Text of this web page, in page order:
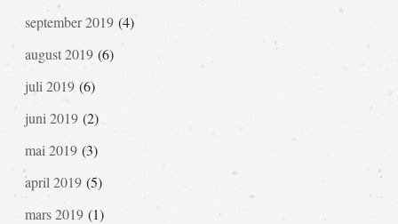
september 2019(4)
august 2019(6)
juli 2019(6)
juni 2019(2)
mai 2019(3)
april 2019(5)
mars 2019(1)